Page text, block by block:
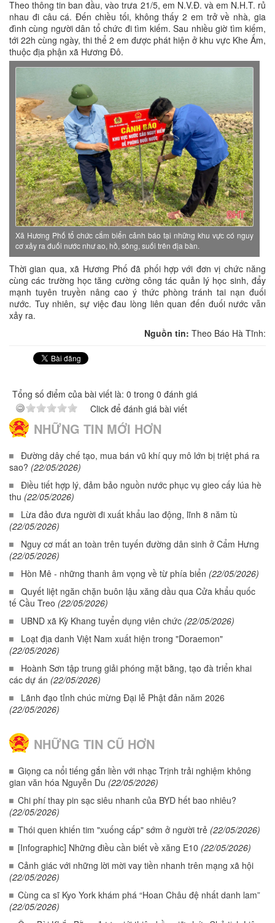
Theo thông tin ban đầu, vào trưa 21/5, em N.V.Đ. và em N.H.T. rủ
nhau đi câu cá. Đến chiều tối, không thấy 2 em trở về nhà, gia
đình cùng người dân tổ chức đi tìm kiếm. Sau nhiều giờ tìm kiếm,
tới 22h cùng ngày, thi thể 2 em được phát hiện ở khu vực Khe Ấm,
thuộc địa phận xã Hương Đô.
Xã Hương Phố tổ chức cắm biển cảnh báo tại những khu vực có nguy
cơ xảy ra đuối nước như ao, hồ, sông, suối trên địa bàn.
Thời gian qua, xã Hương Phố đã phối hợp với đơn vị chức năng
cùng các trường học tăng cường công tác quản lý học sinh, đẩy
mạnh tuyên truyền nâng cao ý thức phòng tránh tai nạn đuối
nước. Tuy nhiên, sự việc đau lòng liên quan đến đuối nước vẫn
xảy ra.
Nguồn tin: Theo Báo Hà Tĩnh:
Tổng số điểm của bài viết là: 0 trong 0 đánh giá
Click để đánh giá bài viết
NHỮNG TIN MỚI HƠN
Đường dây chế tạo, mua bán vũ khí quy mô lớn bị triệt phá ra
sao? (22/05/2026)
Điều tiết hợp lý, đảm bảo nguồn nước phục vụ gieo cấy lúa hè
thu (22/05/2026)
Lừa đảo đưa người đi xuất khẩu lao động, lĩnh 8 năm tù
(22/05/2026)
Nguy cơ mất an toàn trên tuyến đường dân sinh ở Cẩm Hưng
(22/05/2026)
Hòn Mê - những thanh âm vọng về từ phía biển (22/05/2026)
Quyết liệt ngăn chặn buôn lậu xăng dầu qua Cửa khẩu quốc
tế Cầu Treo (22/05/2026)
UBND xã Kỳ Khang tuyển dụng viên chức (22/05/2026)
Loạt địa danh Việt Nam xuất hiện trong "Doraemon"
(22/05/2026)
Hoành Sơn tập trung giải phóng mặt bằng, tạo đà triển khai
các dự án (22/05/2026)
Lãnh đạo tỉnh chúc mừng Đại lễ Phật đản năm 2026
(22/05/2026)
NHỮNG TIN CŨ HƠN
Giọng ca nổi tiếng gắn liền với nhạc Trịnh trải nghiệm không
gian văn hóa Nguyễn Du (22/05/2026)
Chi phí thay pin sạc siêu nhanh của BYD hết bao nhiêu?
(22/05/2026)
Thói quen khiến tim "xuống cấp" sớm ở người trẻ (22/05/2026)
[Infographic] Những điều cần biết về xăng E10 (22/05/2026)
Cảnh giác với những lời mời vay tiền nhanh trên mạng xã hội
(22/05/2026)
Cùng ca sĩ Kyo York khám phá “Hoan Châu đệ nhất danh lam”
(22/05/2026)